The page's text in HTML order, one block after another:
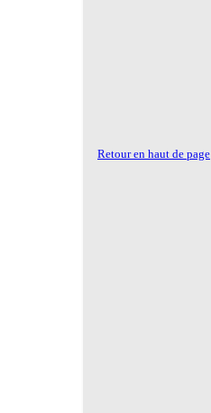
Retour en haut de page